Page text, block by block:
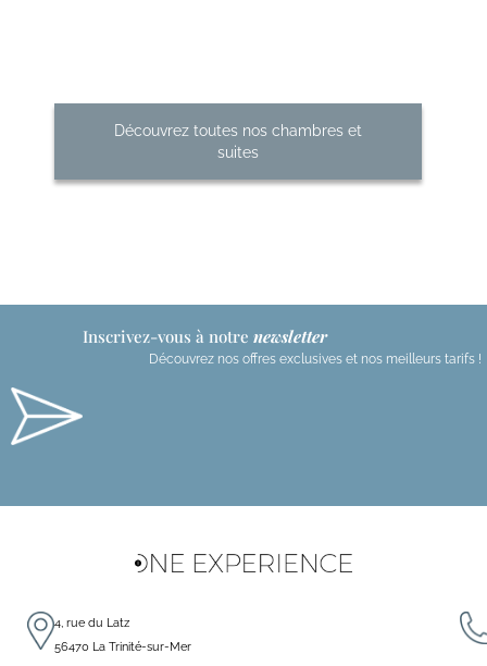
Découvrez toutes nos chambres et
suites
Inscrivez-vous à notre newsletter
Découvrez nos offres exclusives et nos meilleurs tarifs !
r
-
4, rue du Latz
56470 La Trinité-sur-Mer